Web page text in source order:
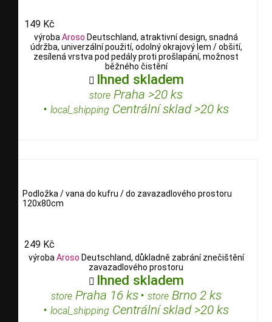
149 Kč
výroba Aroso Deutschland, atraktivní design, snadná
údržba, univerzální použití, odolný okrajový lem / obšití,
zesílená vrstva pod pedály proti prošlapání, možnost
běžného čistění
 Ihned skladem
store Praha >20 ks
• local_shipping Centrální sklad >20 ks
Podložka / vana do kufru / do zavazadlového prostoru
120x80cm
249 Kč
výroba Aroso Deutschland, důkladně zabrání znečištění
zavazadlového prostoru
 Ihned skladem
storePraha 16 ks• storeBrno 2 ks
• local_shipping Centrální sklad >20 ks